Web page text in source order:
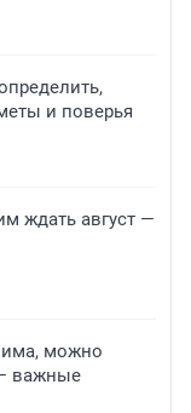
и поверья
ждать август —
можно
— важные